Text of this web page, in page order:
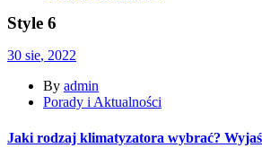
Style 6
30 sie, 2022
By admin
Porady i Aktualności
Jaki rodzaj klimatyzatora wybrać?